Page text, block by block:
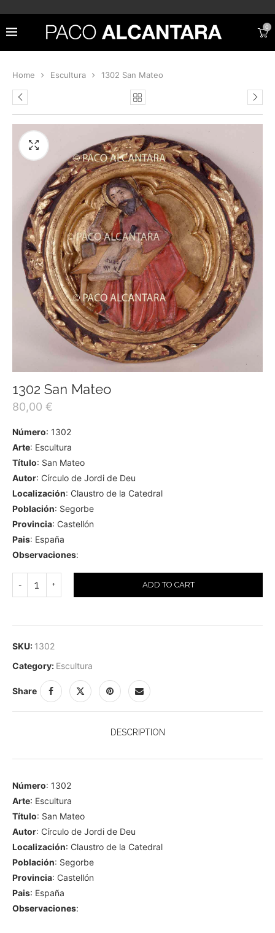
0
Home Escultura 1302 San Mateo
1302 San Mateo
80,00 €
Número: 1302
Arte: Escultura
Título: San Mateo
Autor: Círculo de Jordi de Deu
Localización: Claustro de la Catedral
Población: Segorbe
Provincia: Castellón
Pais: España
Observaciones:
ADD TO CART
SKU: 1302
Category: Escultura
Share
DESCRIPTION
Número: 1302
Arte: Escultura
Título: San Mateo
Autor: Círculo de Jordi de Deu
Localización: Claustro de la Catedral
Población: Segorbe
Provincia: Castellón
Pais: España
Observaciones: